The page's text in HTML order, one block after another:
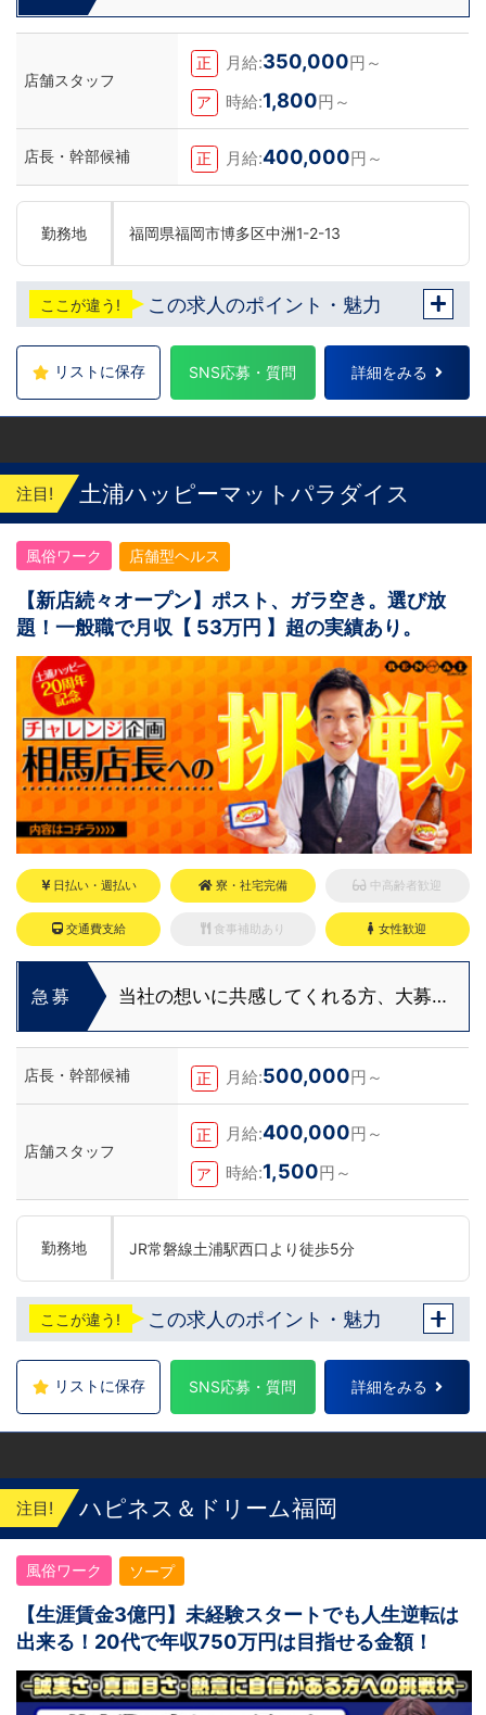
店舗スタッフ
正 月給:350,000円～
ア 時給:1,800円～
店長・幹部候補 正 月給:400,000円～
勤務地 福岡県福岡市博多区中洲1-2-13
ここが違う! この求人のポイント・魅力
リストに保存 SNS応募・質問 詳細をみる
注目! 土浦ハッピーマットパラダイス
風俗ワーク 店舗型ヘルス
【新店続々オープン】ポスト、ガラ空き。選び放
題！一般職で月収【 53万円 】超の実績あり。
日払い・週払い 寮・社宅完備 中高齢者歓迎
交通費支給 食事補助あり 女性歓迎
急募
当社の想いに共感してくれる方、大募
店長・幹部候補 正 月給:500,000円～
店舗スタッフ
正 月給:400,000円～
ア 時給:1,500円～
勤務地 JR常磐線土浦駅西口より徒歩5分
ここが違う! この求人のポイント・魅力
リストに保存 SNS応募・質問 詳細をみる
注目! ハピネス＆ドリーム福岡
風俗ワーク ソープ
【生涯賃金3億円】未経験スタートでも人生逆転は
出来る！20代で年収750万円は目指せる金額！